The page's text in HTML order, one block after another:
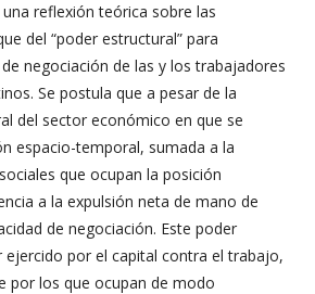
reflexión teórica sobre las
del “poder estructural” para
negociación de las y los trabajadores
Se postula que a pesar de la
del sector económico en que se
espacio-temporal, sumada a la
que ocupan la posición
a la expulsión neta de mano de
de negociación. Este poder
ejercido por el capital contra el trabajo,
por los que ocupan de modo